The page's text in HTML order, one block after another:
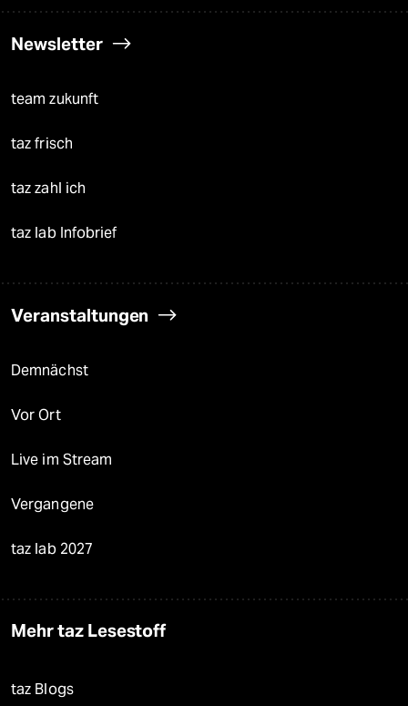
Newsletter
team zukunft
taz frisch
taz zahl ich
taz lab Infobrief
Veranstaltungen
Demnächst
Vor Ort
Live im Stream
Vergangene
taz lab 2027
Mehr taz Lesestoff
taz Blogs